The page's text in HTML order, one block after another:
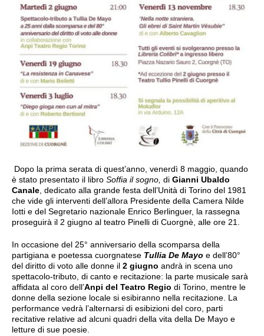
Dopo la prima serata di quest’anno, venerdì 8 maggio, quando
è stato presentato il libro Soffia il sogno, di Gianni Ubaldo
Canale, dedicato alla grande festa dell’Unità di Torino del 1981
che vide gli interventi dell’allora Presidente della Camera Nilde
Iotti e del Segretario nazionale Enrico Berlinguer, la rassegna
proseguirà il 2 giugno al teatro Pinelli di Cuorgnè, alle ore 21.
In occasione del 25° anniversario della scomparsa della
partigiana e poetessa cuorgnatese Tullia De Mayo e dell’80°
del diritto di voto alle donne il 2 giugno andrà in scena uno
spettacolo-tributo, di canto e recitazione: la parte musicale sarà
affidata al coro dell’Anpi del Teatro Regio di Torino, mentre le
donne della sezione locale si esibiranno nella recitazione. La
performance vedrà l’alternarsi di esibizioni del coro, parti
recitative relative ad alcuni quadri della vita della De Mayo e
letture di sue poesie.